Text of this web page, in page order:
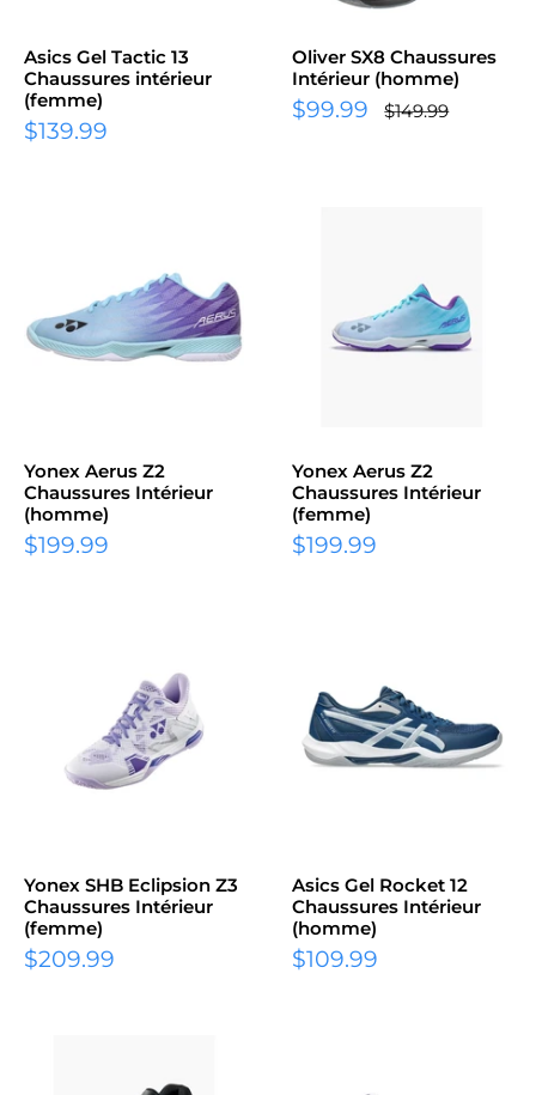
Asics Gel Tactic 13
Chaussures intérieur
(femme)
Prix
$139.99
Oliver SX8 Chaussures
Intérieur (homme)
Prix
$99.99 Prix
normal
$149.99
Yonex Aerus Z2
Chaussures Intérieur
(homme)
Prix
$199.99
Yonex Aerus Z2
Chaussures Intérieur
(femme)
Prix
$199.99
Yonex SHB Eclipsion Z3
Chaussures Intérieur
(femme)
Prix
$209.99
Asics Gel Rocket 12
Chaussures Intérieur
(homme)
Prix
$109.99